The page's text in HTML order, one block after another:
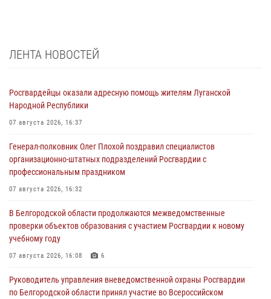
ЛЕНТА НОВОСТЕЙ
Росгвардейцы оказали адресную помощь жителям Луганской
Народной Республики
07 августа 2026, 16:37
Генерал-полковник Олег Плохой поздравил специалистов
организационно-штатных подразделений Росгвардии с
профессиональным праздником
07 августа 2026, 16:32
В Белгородской области продолжаются межведомственные
проверки объектов образования с участием Росгвардии к новому
учебному году
07 августа 2026, 16:08 6
Руководитель управления вневедомственной охраны Росгвардии
по Белгородской области принял участие во Всероссийском